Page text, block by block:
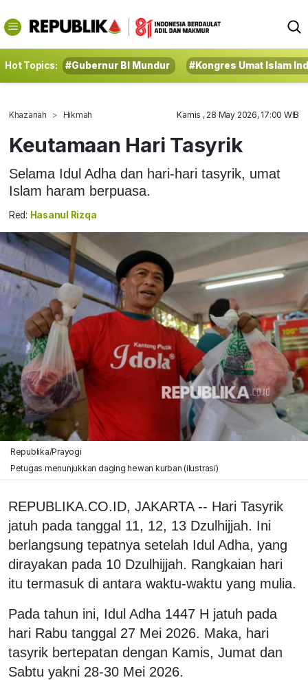
Hot Topics: #Gubernur BI Mundur #Kongres Umat Islam
Khazanah Hikmah Kamis , 28 May 2026, 17:00 WIB
Keutamaan Hari Tasyrik
Selama Idul Adha dan hari-hari tasyrik, umat
Islam haram berpuasa.
Red: Hasanul Rizqa
Republika/Prayogi
Petugas menunjukkan daging hewan kurban (ilustrasi)
REPUBLIKA.CO.ID, JAKARTA -- Hari Tasyrik
jatuh pada tanggal 11, 12, 13 Dzulhijjah. Ini
berlangsung tepatnya setelah Idul Adha, yang
dirayakan pada 10 Dzulhijjah. Rangkaian hari
itu termasuk di antara waktu-waktu yang mulia.
Pada tahun ini, Idul Adha 1447 H jatuh pada
hari Rabu tanggal 27 Mei 2026. Maka, hari
tasyrik bertepatan dengan Kamis, Jumat dan
Sabtu yakni 28-30 Mei 2026.